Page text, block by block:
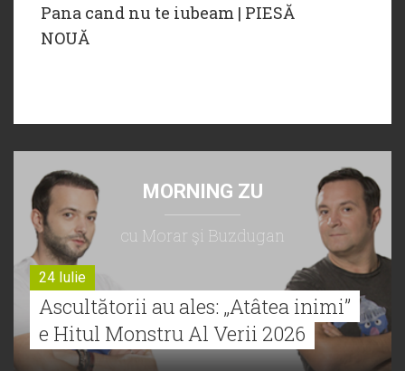
Pana cand nu te iubeam | PIESĂ
NOUĂ
MORNING ZU
cu Morar şi Buzdugan
24 Iulie
Ascultătorii au ales: „Atâtea inimi”
e Hitul Monstru Al Verii 2026